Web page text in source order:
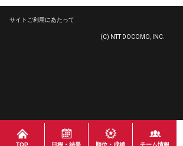
TOP 日程・結果 順位・成績 チーム情報
サイトご利用にあたって
(C) NTT DOCOMO, INC.